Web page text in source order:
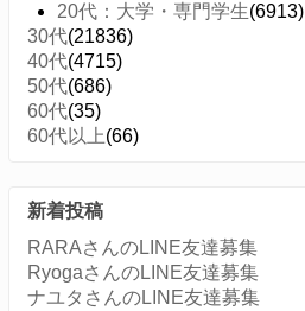
20代：大学・専門学生(6913)
30代(21836)
40代(4715)
50代(686)
60代(35)
60代以上(66)
新着投稿
RARAさんのLINE友達募集
RyogaさんのLINE友達募集
ナユタさんのLINE友達募集